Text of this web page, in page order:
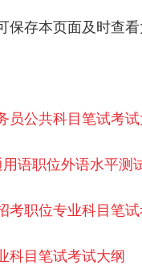
保存本页面及时查看
员公共科目笔试考试
语职位外语水平测
考职位专业科目笔试
科目笔试考试大纲